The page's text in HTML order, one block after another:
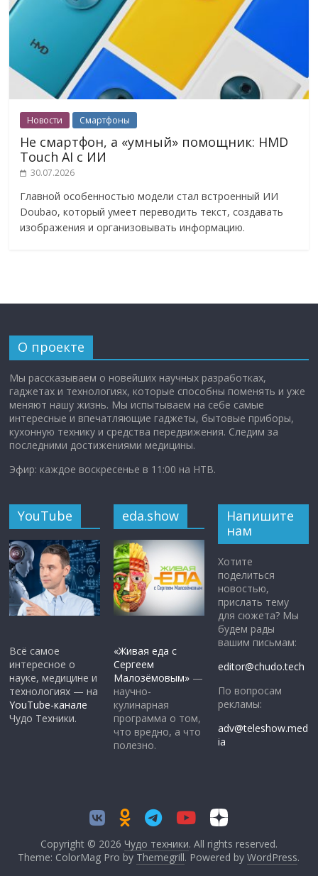
Новости Смартфоны
Не смартфон, а «умный» помощник: HMD
Touch AI с ИИ
30.07.2026
Главной особенностью модели стал встроенный ИИ
Doubao, который умеет переводить текст, создавать
изображения и организовывать информацию.
О проекте
Мы рассказываем о новейших научных разработках,
гаджетах и технологиях, которые способны поменять и уже
меняют нашу жизнь. Мы испытываем на себе самые
интересные и впечатляющие гаджеты, бытовые приборы,
кухонную технику и средства передвижения. Следим за
последними достижениями медицины.
Эфир: каждое воскресенье в 11:00 на НТВ.
YouTube
Всё самое
интересное о
науке, медицине и
технологиях — на
YouTube-канале
Чудо Техники.
eda.show
«Живая еда с
Сергеем
Малозёмовым» —
научно-
кулинарная
программа о том,
что вредно, а что
полезно.
Напишите
нам
Хотите
поделиться
новостью,
прислать тему
для сюжета? Мы
будем рады
вашим письмам:
editor@chudo.tech
По вопросам
рекламы:
adv@teleshow.med
ia
Copyright © 2026 Чудо техники. All rights reserved.
Theme: ColorMag Pro by Themegrill. Powered byWordPress.